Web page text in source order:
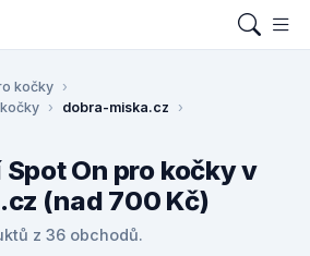
kočky
dobra-miska.cz
On pro kočky v
(nad 700 Kč)
z 36 obchodů.